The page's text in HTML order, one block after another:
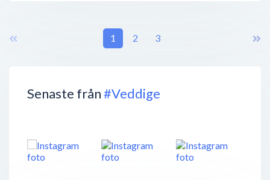
Senaste från#Veddige
1 2 3